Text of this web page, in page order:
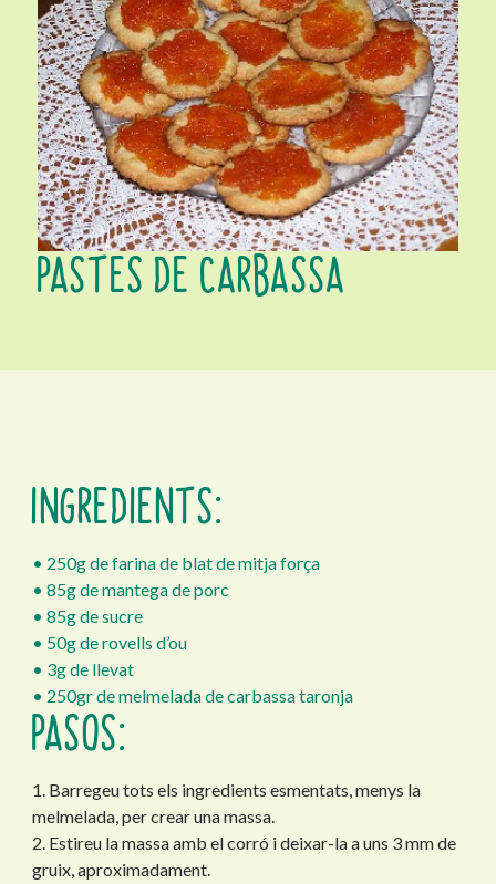
PASTES DE CARBASSA
INGREDIENTS:
• 250g de farina de blat de mitja força
• 85g de mantega de porc
• 85g de sucre
• 50g de rovells d’ou
• 3g de llevat
• 250gr de melmelada de carbassa taronja
PASOS:
1. Barregeu tots els ingredients esmentats, menys la
melmelada, per crear una massa.
2. Estireu la massa amb el corró i deixar-la a uns 3 mm de
gruix, aproximadament.